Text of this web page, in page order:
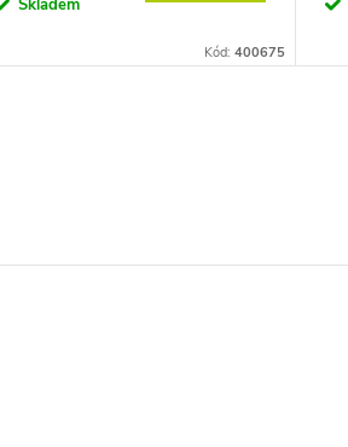
Skladem
Kód: 400675